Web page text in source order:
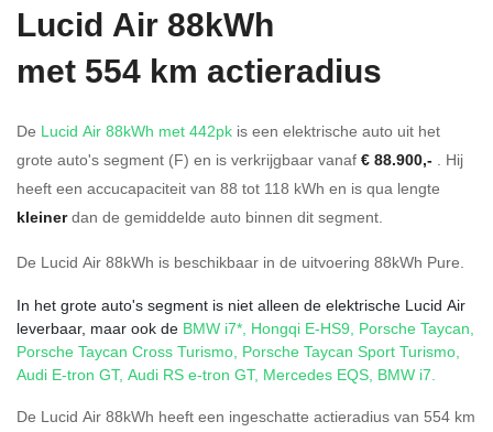
Lucid Air 88kWh
met 554 km actieradius
De Lucid Air 88kWh met 442pk is een elektrische auto uit het
grote auto's segment (F) en is verkrijgbaar vanaf € 88.900,- . Hij
heeft een accucapaciteit van 88 tot 118 kWh en is qua lengte
kleinerdan de gemiddelde auto binnen dit segment.
De Lucid Air 88kWh is beschikbaar in de uitvoering 88kWh Pure.
In het grote auto's segment is niet alleen de elektrische Lucid Air
leverbaar, maar ook de BMW i7*, Hongqi E-HS9, Porsche Taycan,
Porsche Taycan Cross Turismo, Porsche Taycan Sport Turismo,
Audi E-tron GT, Audi RS e-tron GT, Mercedes EQS, BMW i7.
De Lucid Air 88kWh heeft een ingeschatte actieradius van 554 km